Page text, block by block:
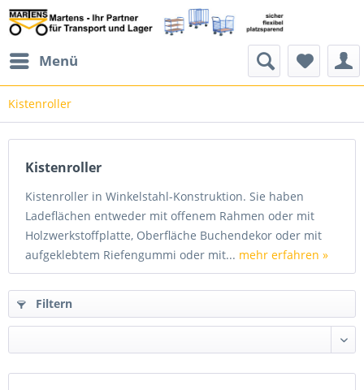
Menü
Kistenroller
Kistenroller
Kistenroller in Winkelstahl-Konstruktion. Sie haben
Ladeflächen entweder mit offenem Rahmen oder mit
Holzwerkstoffplatte, Oberfläche Buchendekor oder mit
aufgeklebtem Riefengummi oder mit... mehr erfahren »
Filtern